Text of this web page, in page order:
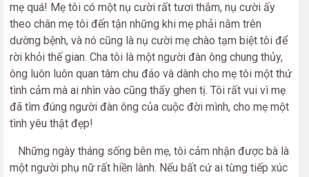
mẹ quá! Mẹ tôi có một nụ cười rất tươi thắm, nụ cười ấy
theo chân mẹ tôi đến tận những khi mẹ phải nằm trên
dường bệnh, và nó cũng là nụ cười mẹ chào tạm biệt tôi để
rời khỏi thế gian. Cha tôi là một người đàn ông chung thủy,
ông luôn luôn quan tâm chu đáo và dành cho mẹ tôi một thứ
tình cảm mà ai nhìn vào cũng thấy ghen tị. Tôi rất vui vì mẹ
đã tìm đúng người đàn ông của cuộc đời mình, cho mẹ một
tình yêu thật đẹp!
Những ngày tháng sống bên mẹ, tôi cảm nhận được bà là
một người phụ nữ rất hiền lành. Nếu bất cứ ai từng tiếp xúc